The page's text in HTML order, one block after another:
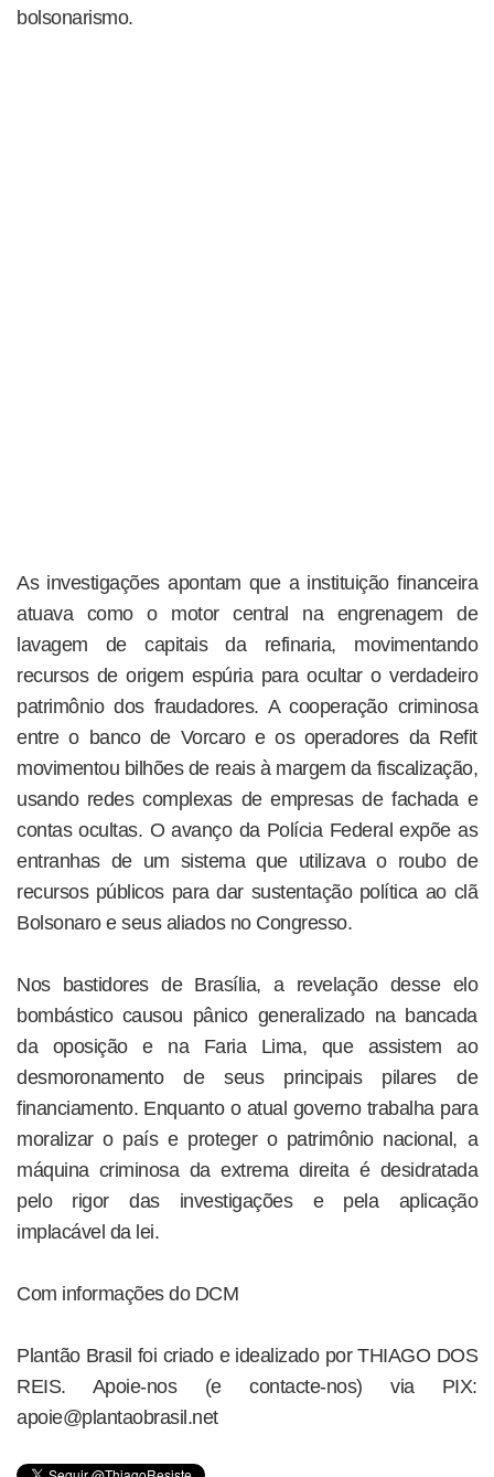
bolsonarismo.
As investigações apontam que a instituição financeira
atuava como o motor central na engrenagem de
lavagem de capitais da refinaria, movimentando
recursos de origem espúria para ocultar o verdadeiro
patrimônio dos fraudadores. A cooperação criminosa
entre o banco de Vorcaro e os operadores da Refit
movimentou bilhões de reais à margem da fiscalização,
usando redes complexas de empresas de fachada e
contas ocultas. O avanço da Polícia Federal expõe as
entranhas de um sistema que utilizava o roubo de
recursos públicos para dar sustentação política ao clã
Bolsonaro e seus aliados no Congresso.
Nos bastidores de Brasília, a revelação desse elo
bombástico causou pânico generalizado na bancada
da oposição e na Faria Lima, que assistem ao
desmoronamento de seus principais pilares de
financiamento. Enquanto o atual governo trabalha para
moralizar o país e proteger o patrimônio nacional, a
máquina criminosa da extrema direita é desidratada
pelo rigor das investigações e pela aplicação
implacável da lei.
Com informações do DCM
Plantão Brasil foi criado e idealizado por THIAGO DOS
REIS. Apoie-nos (e contacte-nos) via PIX:
apoie@plantaobrasil.net